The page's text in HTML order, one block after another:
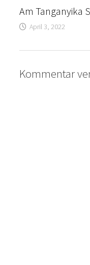
Am Tanganyika
April 3, 2022
Kommentar